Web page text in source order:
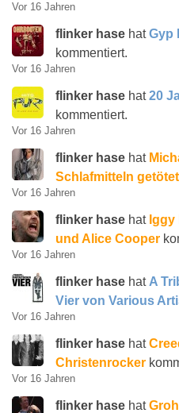
Vor 16 Jahren
flinker hase hatGyp
kommentiert.
Vor 16 Jahren
flinker hase hat20
kommentiert.
Vor 16 Jahren
flinker hase hat
Schlafmitteln getötet
Vor 16 Jahren
flinker hase hat
und Alice Cooper
Vor 16 Jahren
flinker hase hat A
Vier von Various
Vor 16 Jahren
flinker hase hat
Christenrocker
Vor 16 Jahren
flinker hase hat